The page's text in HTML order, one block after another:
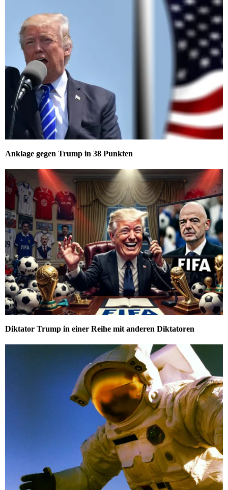
Anklage gegen Trump in 38 Punkten
Diktator Trump in einer Reihe mit anderen Diktatoren